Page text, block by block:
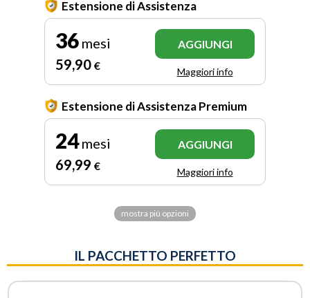
Estensione di Assistenza
36 mesi
59,90 €
AGGIUNGI
Maggiori info
Estensione di Assistenza Premium
24mesi
69,99 €
AGGIUNGI
Maggiori info
mostra più opzioni
IL PACCHETTO PERFETTO